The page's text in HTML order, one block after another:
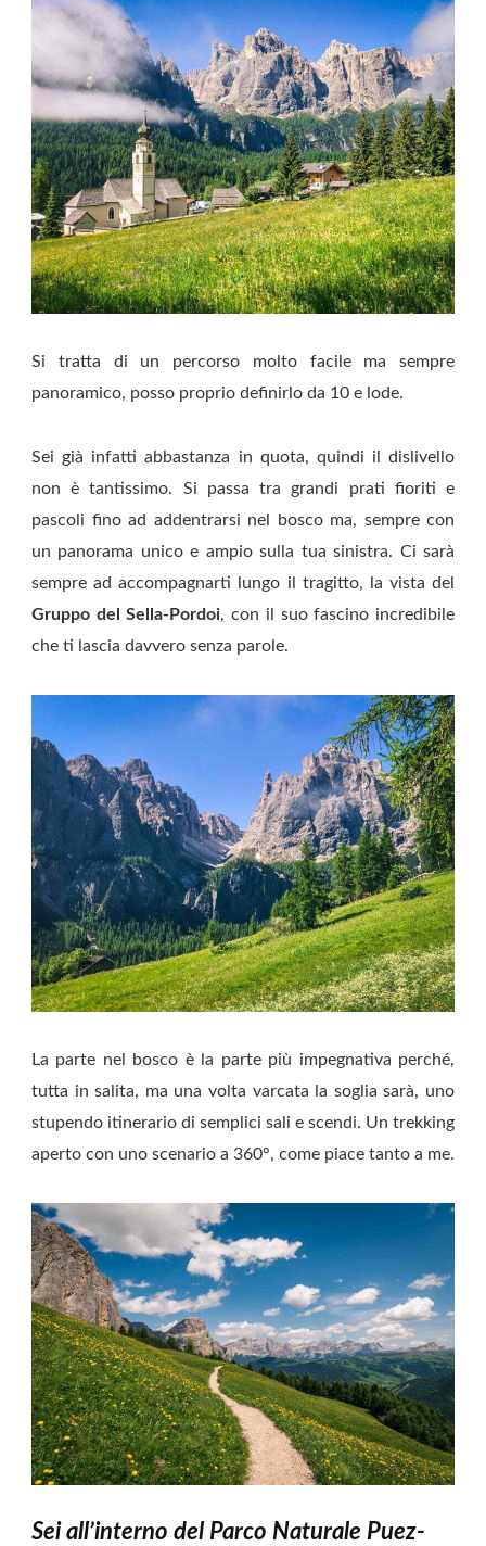
Si tratta di un percorso molto facile ma sempre
panoramico, posso proprio definirlo da 10 e lode.
Sei già infatti abbastanza in quota, quindi il dislivello
non è tantissimo. Si passa tra grandi prati fioriti e
pascoli fino ad addentrarsi nel bosco ma, sempre con
un panorama unico e ampio sulla tua sinistra. Ci sarà
sempre ad accompagnarti lungo il tragitto, la vista del
Gruppo del Sella-Pordoi, con il suo fascino incredibile
che ti lascia davvero senza parole.
La parte nel bosco è la parte più impegnativa perché,
tutta in salita, ma una volta varcata la soglia sarà, uno
stupendo itinerario di semplici sali e scendi. Un trekking
aperto con uno scenario a 360°, come piace tanto a me.
Sei all’interno del Parco Naturale Puez-